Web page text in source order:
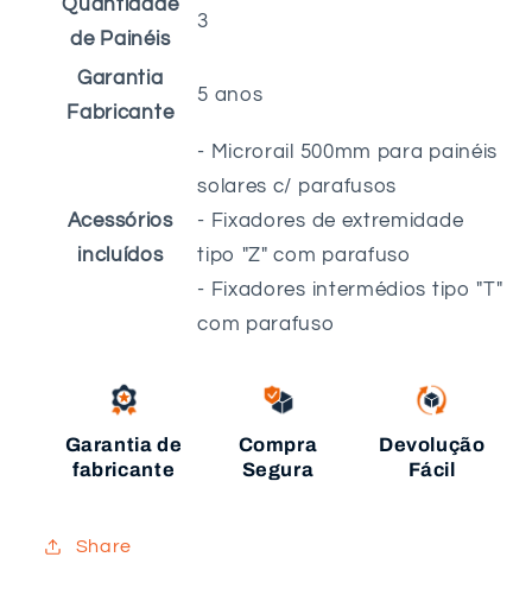
Quantidade
de Painéis
3
Garantia
Fabricante
5 anos
Acessórios
incluídos
- Microrail 500mm para painéis
solares c/ parafusos
- Fixadores de extremidade
tipo "Z" com parafuso
- Fixadores intermédios tipo "T"
com parafuso
Garantia de
fabricante
Compra
Segura
Devolução
Fácil
Share